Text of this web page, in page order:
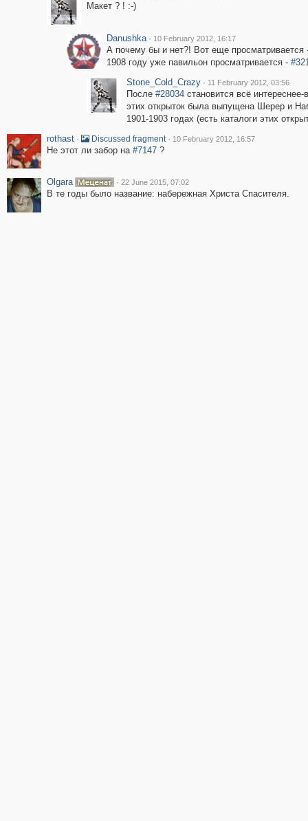
Макет ? ! :-)
Danushka · 10 February 2012, 16:17
А почему бы и нет?! Вот еще просматривается
1908 году уже павильон просматривается -
Stone_Cold_Crazy · 11 February 2012, 03:56
После #28034становится всё интереснее-
этих открыток была выпущена Шерер и
1901-1903 годах (есть каталоги этих
rothast · Discussed fragment · 10 February 2012, 16:57
Не этот ли забор на #7147?
Olgara · 22 June 2015, 07:02
В те годы было название: набережная Христа Спасителя.